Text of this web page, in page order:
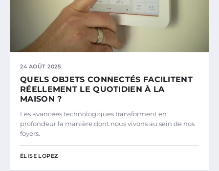
24 AOÛT 2025
QUELS OBJETS CONNECTÉS FACILITENT
RÉELLEMENT LE QUOTIDIEN À LA
MAISON ?
Les avancées technologiques transforment en
profondeur la manière dont nous vivons au sein de nos
foyers.
ÉLISE LOPEZ